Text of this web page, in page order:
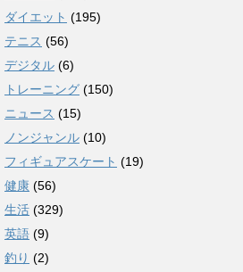
ダイエット (195)
テニス (56)
デジタル (6)
トレーニング (150)
ニュース (15)
ノンジャンル (10)
フィギュアスケート (19)
健康 (56)
生活 (329)
英語 (9)
釣り (2)